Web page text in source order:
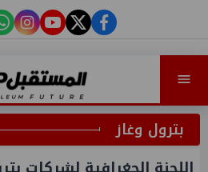
facebook
twitter
youtube
بترول وغاز